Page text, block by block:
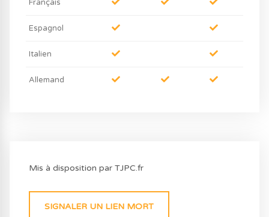
Français
Espagnol
Italien
Allemand
Mis à disposition par TJPC.fr
SIGNALER UN LIEN MORT